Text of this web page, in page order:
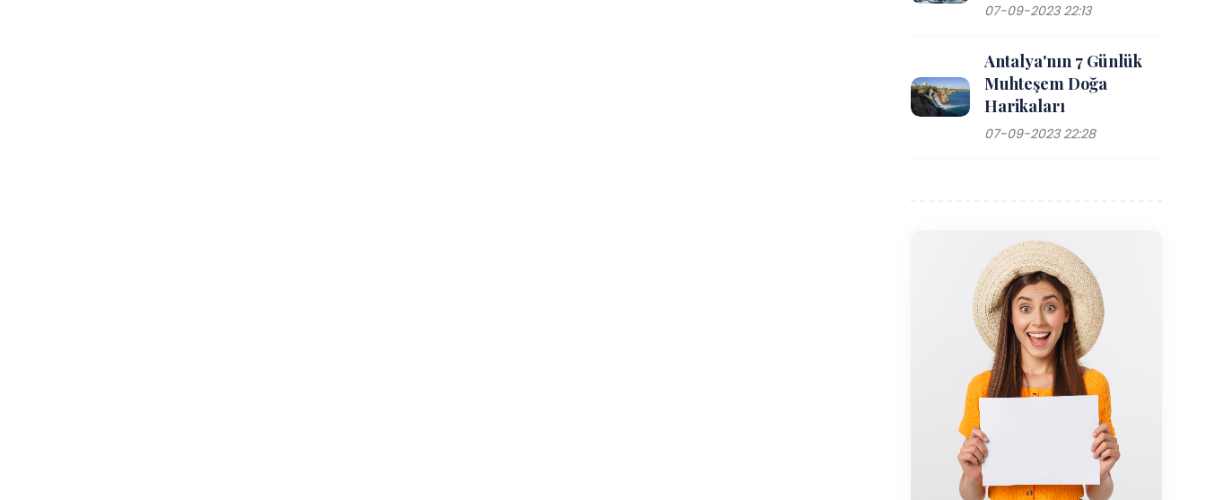
07-09-2023 22:13
Antalya'nın 7 Günlük
Muhteşem Doğa
Harikaları
07-09-2023 22:28